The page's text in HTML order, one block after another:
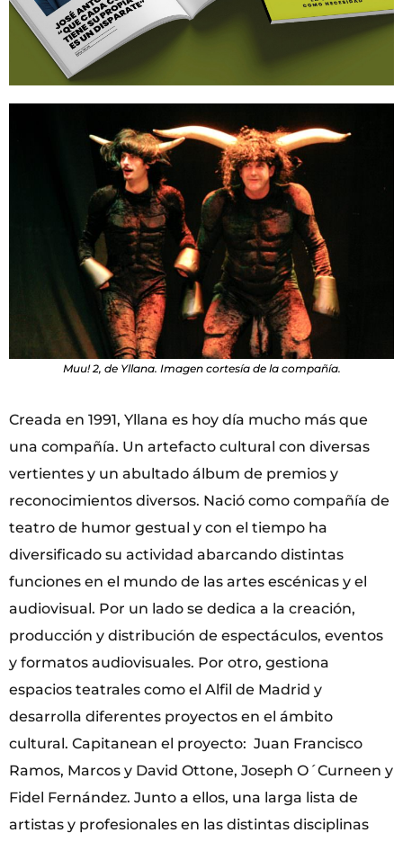
Muu! 2, de Yllana. Imagen cortesía de la compañía.
Creada en 1991, Yllana es hoy día mucho más que
una compañía. Un artefacto cultural con diversas
vertientes y un abultado álbum de premios y
reconocimientos diversos. Nació como compañía de
teatro de humor gestual y con el tiempo ha
diversificado su actividad abarcando distintas
funciones en el mundo de las artes escénicas y el
audiovisual. Por un lado se dedica a la creación,
producción y distribución de espectáculos, eventos
y formatos audiovisuales. Por otro, gestiona
espacios teatrales como el Alfil de Madrid y
desarrolla diferentes proyectos en el ámbito
cultural. Capitanean el proyecto: Juan Francisco
Ramos, Marcos y David Ottone, Joseph O´Curneen y
Fidel Fernández. Junto a ellos, una larga lista de
artistas y profesionales en las distintas disciplinas